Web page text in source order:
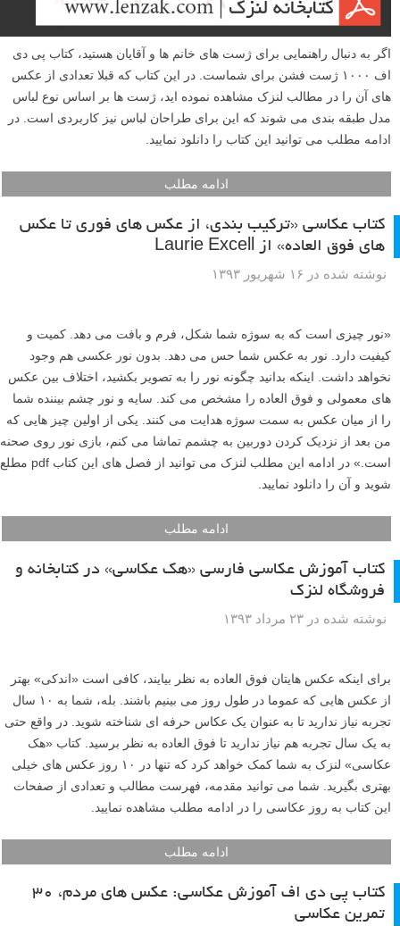
اگر کسی از من بخواهد که کتابی در زمینه عکاسی به او معرفی کنم، قطعا
کتاب عکاسی خلاقانه در ابتدای لیست من قرار دارد. مبانی و مقدمات
عکاسی، تمرین های عکاسی در قالبی ساده و زیبا و خلاقیت در نحوه آموزش
توانید آن را دانلود و استفاده نمایید.
ادامه مطلب
کتاب ۱۰۰۰ ژست فشن: ژست های عکاسی خانم ها و
آقایان
نوشته شده در ۲ آبان ۱۳۹۳
اگر به دنبال راهنمایی برای ژست های خانم ها و آقایان هستید، کتاب پی دی